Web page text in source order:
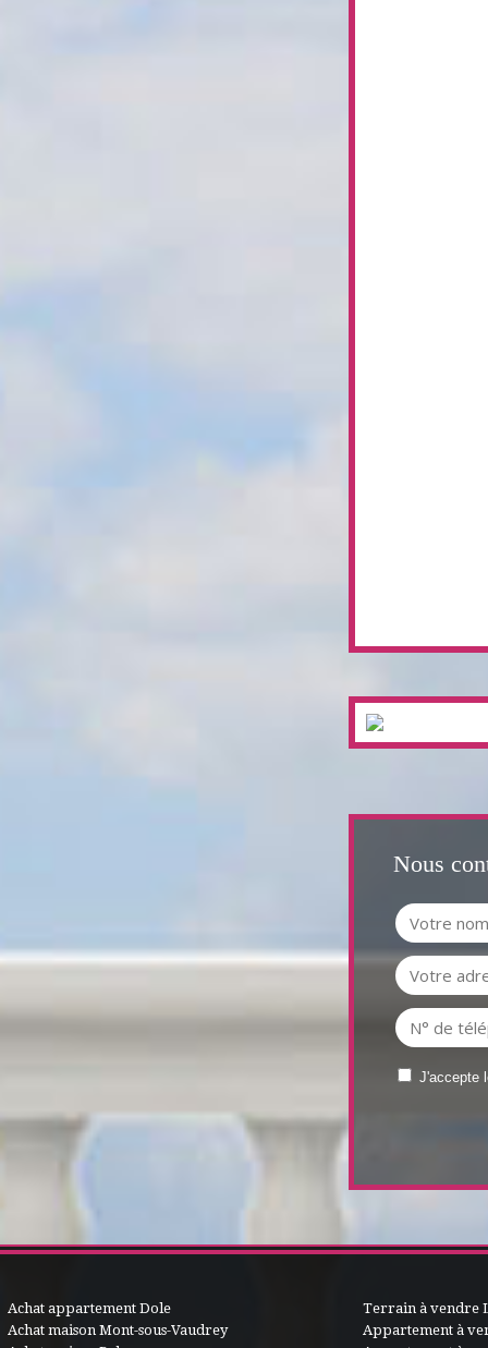
Nous
J'accepte
Achat appartement Dole
Achat maison Mont-sous-Vaudrey
Terrain à vendre
Appartement à